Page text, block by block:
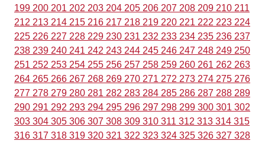
199 200 201 202 203 204 205 206 207 208 209 210 211
212 213 214 215 216 217 218 219 220 221 222 223 224
225 226 227 228 229 230 231 232 233 234 235 236 237
238 239 240 241 242 243 244 245 246 247 248 249 250
251 252 253 254 255 256 257 258 259 260 261 262 263
264 265 266 267 268 269 270 271 272 273 274 275 276
277 278 279 280 281 282 283 284 285 286 287 288 289
290 291 292 293 294 295 296 297 298 299 300 301 302
303 304 305 306 307 308 309 310 311 312 313 314 315
316 317 318 319 320 321 322 323 324 325 326 327 328